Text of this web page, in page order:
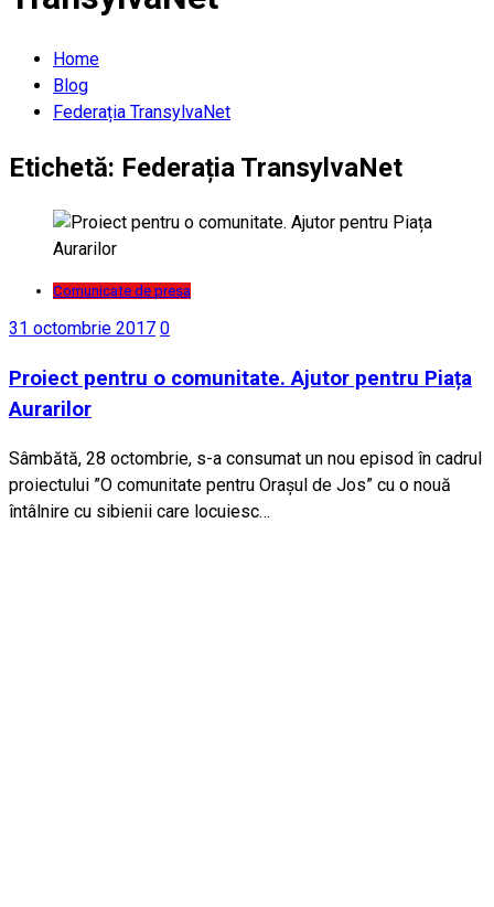
Home
Blog
Federația TransylvaNet
Etichetă: Federația TransylvaNet
Comunicate de presa
31 octombrie 2017 0
Proiect pentru o comunitate. Ajutor pentru Piața
Aurarilor
Sâmbătă, 28 octombrie, s-a consumat un nou episod în cadrul
proiectului ”O comunitate pentru Oraşul de Jos” cu o nouă
întâlnire cu sibienii care locuiesc…